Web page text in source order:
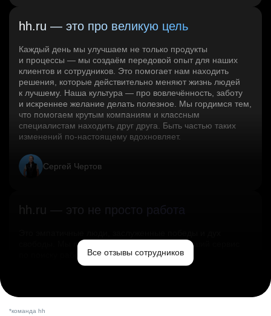
hh.ru — это про великую цель
Каждый день мы улучшаем не только продукты
и процессы — мы создаём передовой опыт для наших
клиентов и сотрудников. Это помогает нам находить
решения, которые действительно меняют жизнь людей
к лучшему. Наша культура — про вовлечённость, заботу
и искреннее желание делать полезное. Мы гордимся тем,
что помогаем крутым компаниям и классным
специалистам находить друг друга. Быть частью таких
изменений по‑настоящему вдохновляет.
Сергей Чертов
hh.ru — это не просто работа
свободы. Мы помогаем миру и создаём лучший сервис
по поиску работы в стране.Все отзывы сотрудников
*команда hh